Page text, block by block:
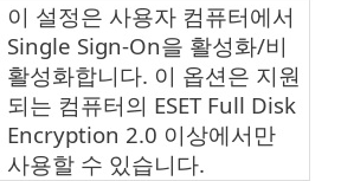
이 설정은 사용자 컴퓨터에서
Single Sign-On을 활성화/비
활성화합니다. 이 옵션은 지원
되는 컴퓨터의 ESET Full Disk
Encryption 2.0 이상에서만
사용할 수 있습니다.